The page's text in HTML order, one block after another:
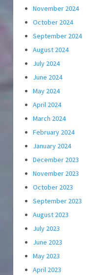
November 2024
October 2024
September 2024
August 2024
July 2024
June 2024
May 2024
April 2024
March 2024
February 2024
January 2024
December 2023
November 2023
October 2023
September 2023
August 2023
July 2023
June 2023
May 2023
April 2023